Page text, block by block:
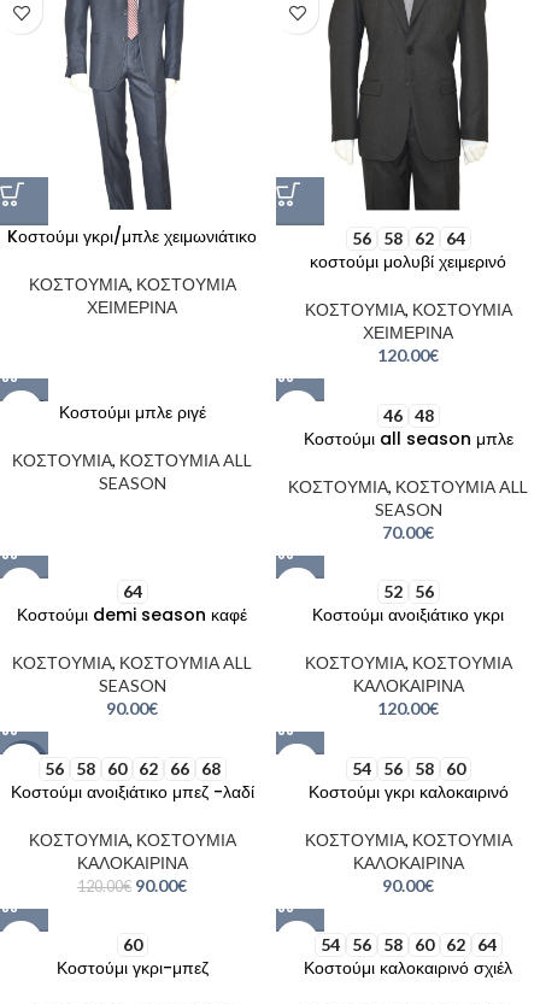
Kοστούμι γκρι/μπλε χειμωνιάτικο
ΚΟΣΤΟΥΜΙΑ, ΚΟΣΤΟΥΜΙΑ
ΧΕΙΜΕΡΙΝΑ
56 58 62 64
κοστούμι μολυβί χειμερινό
ΚΟΣΤΟΥΜΙΑ, ΚΟΣΤΟΥΜΙΑ
ΧΕΙΜΕΡΙΝΑ
120.00€
SOLD
Κοστούμι μπλε ριγέ
ΚΟΣΤΟΥΜΙΑ, ΚΟΣΤΟΥΜΙΑ ALL
SEASON
46 48
Κοστούμι all season μπλε
ΚΟΣΤΟΥΜΙΑ, ΚΟΣΤΟΥΜΙΑ ALL
SEASON
70.00€
64
Κοστούμι demi season καφέ
ΚΟΣΤΟΥΜΙΑ, ΚΟΣΤΟΥΜΙΑ ALL
SEASON
90.00€
52 56
Κοστούμι ανοιξιάτικο γκρι
ΚΟΣΤΟΥΜΙΑ, ΚΟΣΤΟΥΜΙΑ
ΚΑΛΟΚΑΙΡΙΝΑ
120.00€
56 58 60 62 66 68
Κοστούμι ανοιξιάτικο μπεζ -λαδί
ΚΟΣΤΟΥΜΙΑ, ΚΟΣΤΟΥΜΙΑ
ΚΑΛΟΚΑΙΡΙΝΑ
120.00€ 90.00€
54 56 58 60
Κοστούμι γκρι καλοκαιρινό
ΚΟΣΤΟΥΜΙΑ, ΚΟΣΤΟΥΜΙΑ
ΚΑΛΟΚΑΙΡΙΝΑ
90.00€
60
Κοστούμι γκρι-μπεζ
54 56 58 60 62 64
Κοστούμι καλοκαιρινό σχιέλ